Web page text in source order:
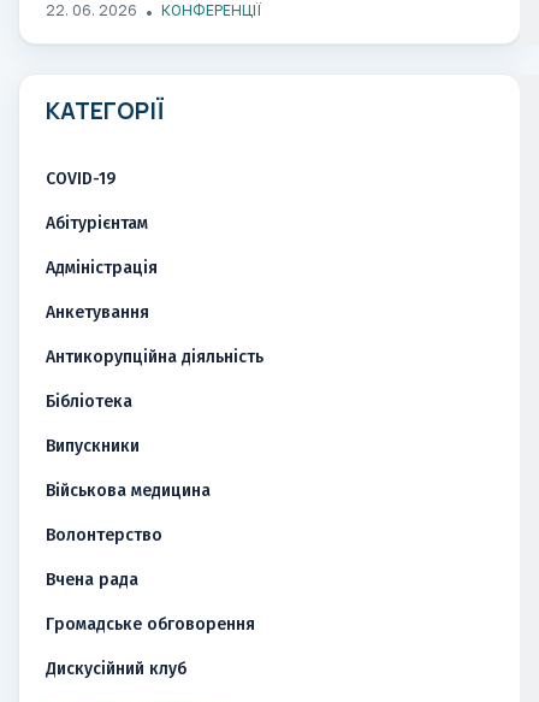
22. 06. 2026 КОНФЕРЕНЦІЇ
КАТЕГОРІЇ
COVID-19
Абітурієнтам
Адміністрація
Анкетування
Антикорупційна діяльність
Бібліотека
Випускники
Військова медицина
Волонтерство
Вчена рада
Громадське обговорення
Дискусійний клуб